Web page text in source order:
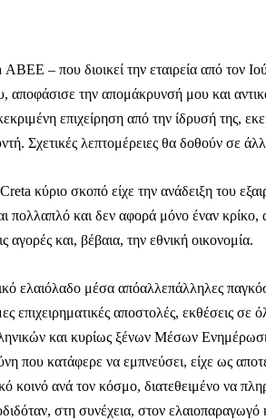
– που διοικεί την εταιρεία από τον
αποφάσισε την απομάκρυνσή μου και
επιχείρηση από την ίδρυσή της,
Σχετικές λεπτομέρειες θα δοθούν σε
κύριο σκοπό είχε την ανάδειξη του
πολλαπλό και δεν αφορά μόνο έναν
και, βέβαια, την εθνική οικονομία.
ελαιόλαδο μέσα απόαλλεπάλληλες
επιχειρηματικές αποστολές, εκθέσεις σε
και κυρίως ξένων Μέσων
που κατάφερε να εμπνεύσει, είχε ως
κοινό ανά τον κόσμο, διατεθειμένο να
στη συνέχεια, στον ελαιοπαραγωγό